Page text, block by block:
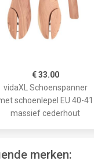
€ 33.00
vidaXL Schoenspanner
schoenlepel EU 40-41
massief cederhout
merken: